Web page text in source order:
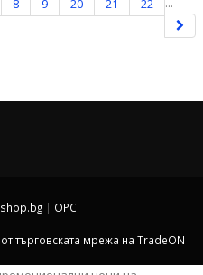
8 9 20 21 22
| OPC
от търговската мрежа на TradeON